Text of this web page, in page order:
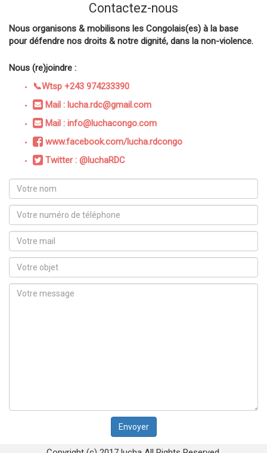
Contactez-nous
Nous organisons & mobilisons les Congolais(es) à la base
pour défendre nos droits & notre dignité, dans la non-violence.
Nous (re)joindre :
📞Wtsp +243 974233390
Mail : lucha.rdc@gmail.com
Mail : info@luchacongo.com
www.facebook.com/lucha.rdcongo
Twitter : @luchaRDC